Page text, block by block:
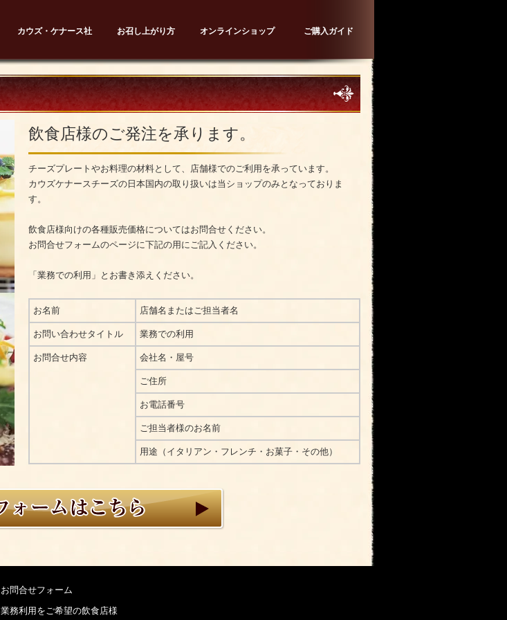
カウズ・ケナース社 お召し上がり方 オンラインショップ ご購入ガイド
飲食店様のご発注を承ります。
チーズプレートやお料理の材料として、店舗様でのご利用を承っています。
カウズケナースチーズの日本国内の取り扱いは当ショップのみとなっておりま
す。
飲食店様向けの各種販売価格についてはお問合せください。
お問合せフォームのページに下記の用にご記入ください。
「業務での利用」とお書き添えください。
お名前 店舗名またはご担当者名
お問い合わせタイトル 業務での利用
お問合せ内容 会社名・屋号
ご住所
お電話番号
ご担当者様のお名前
用途（イタリアン・フレンチ・お菓子・その他）
お問合せフォーム
業務利用をご希望の飲食店様